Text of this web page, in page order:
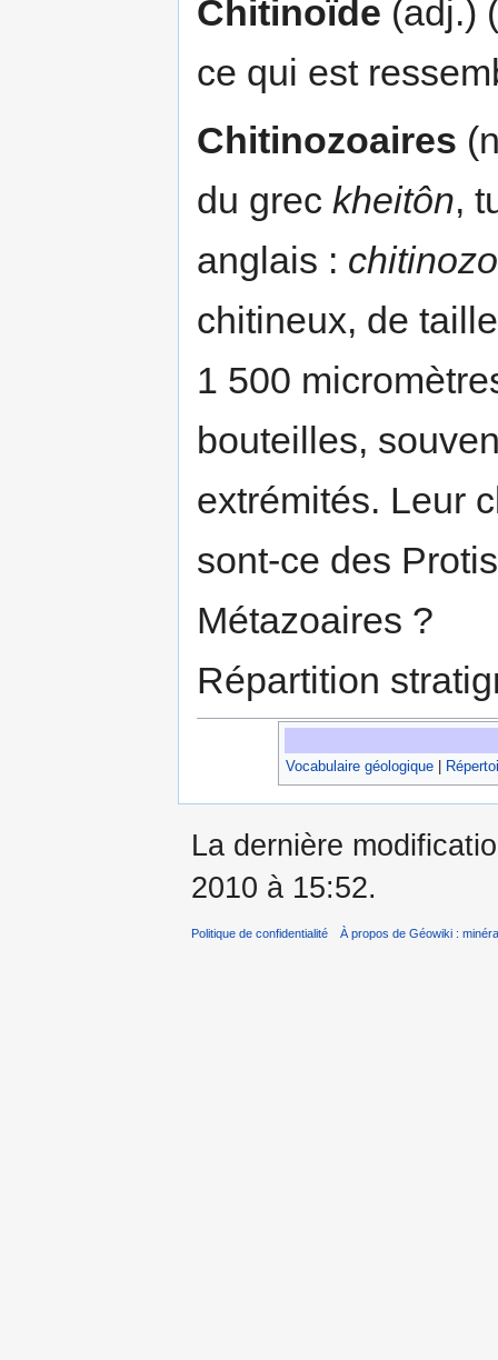
Chitinoïde (adj.)
ce qui est
Chitinozoaires
du grec kheitôn,
anglais :
chitineux, de
1 500
bouteilles,
extrémités. Leur
sont-ce des
Métazoaires ?
Répartition
Vocabulaire géologique
La dernière
2010 à 15:52.
Politique de confidentialité À propos de Géowiki :